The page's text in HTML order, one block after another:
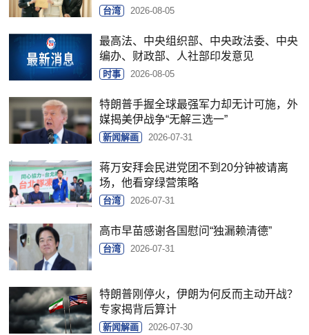
台湾 2026-08-05
最高法、中央组织部、中央政法委、中央
编办、财政部、人社部印发意见
时事 2026-08-05
特朗普手握全球最强军力却无计可施，外
媒揭美伊战争“无解三选一”
新闻解画 2026-07-31
蒋万安拜会民进党团不到20分钟被请离
场，他看穿绿营策略
台湾 2026-07-31
高市早苗感谢各国慰问“独漏赖清德”
台湾 2026-07-31
特朗普刚停火，伊朗为何反而主动开战？
专家揭背后算计
新闻解画 2026-07-30